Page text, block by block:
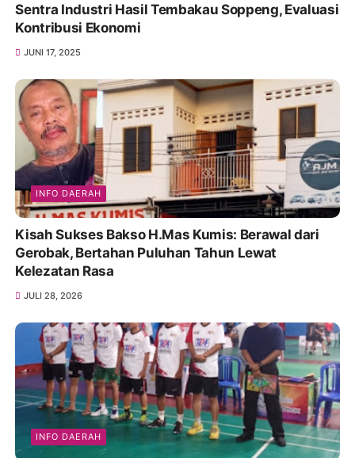
Sentra Industri Hasil Tembakau Soppeng, Evaluasi
Kontribusi Ekonomi
JUNI 17, 2025
INFO DAERAH
Kisah Sukses Bakso H.Mas Kumis: Berawal dari
Gerobak, Bertahan Puluhan Tahun Lewat
Kelezatan Rasa
JULI 28, 2026
INFO DAERAH